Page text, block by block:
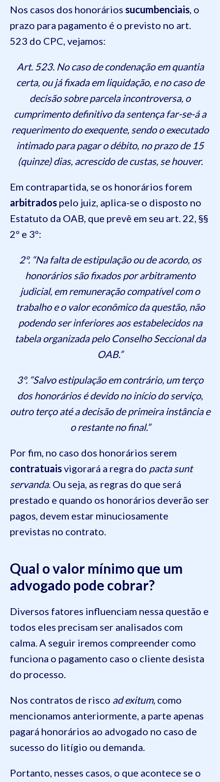
Nos casos dos honorários sucumbenciais, o
prazo para pagamento é o previsto no art.
523 do CPC, vejamos:
Art. 523. No caso de condenação em quantia
certa, ou já fixada em liquidação, e no caso de
decisão sobre parcela incontroversa, o
cumprimento definitivo da sentença far-se-á a
requerimento do exequente, sendo o executado
intimado para pagar o débito, no prazo de 15
(quinze) dias, acrescido de custas, se houver.
Em contrapartida, se os honorários forem
arbitrados pelo juiz, aplica-se o disposto no
Estatuto da OAB, que prevê em seu art. 22, §§
2º e 3º:
2º. “Na falta de estipulação ou de acordo, os
honorários são fixados por arbitramento
judicial, em remuneração compatível com o
trabalho e o valor econômico da questão, não
podendo ser inferiores aos estabelecidos na
tabela organizada pelo Conselho Seccional da
OAB.”
3º. “Salvo estipulação em contrário, um terço
dos honorários é devido no início do serviço,
outro terço até a decisão de primeira instância e
o restante no final.”
Por fim, no caso dos honorários serem
contratuaisvigorará a regra do pacta sunt
servanda. Ou seja, as regras do que será
prestado e quando os honorários deverão ser
pagos, devem estar minuciosamente
previstas no contrato.
Qual o valor mínimo que um
advogado pode cobrar?
Diversos fatores influenciam nessa questão e
todos eles precisam ser analisados com
calma. A seguir iremos compreender como
funciona o pagamento caso o cliente desista
do processo.
Nos contratos de risco ad exitum, como
mencionamos anteriormente, a parte apenas
pagará honorários ao advogado no caso de
sucesso do litígio ou demanda.
Portanto, nesses casos, o que acontece se o